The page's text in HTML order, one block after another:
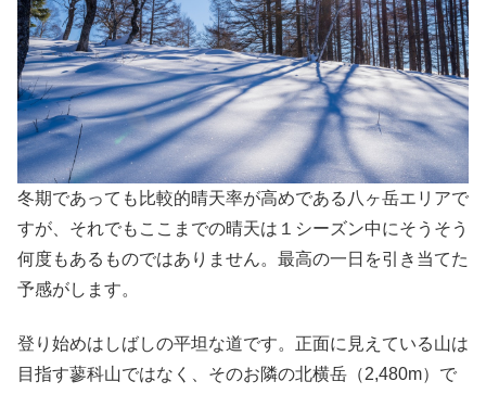
冬期であっても比較的晴天率が高めである八ヶ岳エリアで
すが、それでもここまでの晴天は１シーズン中にそうそう
何度もあるものではありません。最高の一日を引き当てた
予感がします。
登り始めはしばしの平坦な道です。正面に見えている山は
目指す蓼科山ではなく、そのお隣の北横岳（2,480m）で